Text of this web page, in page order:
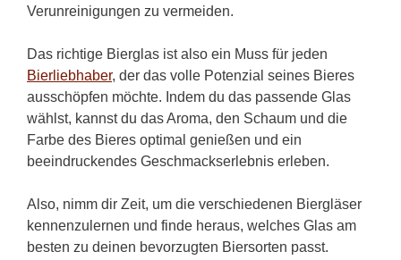
Verunreinigungen zu vermeiden.
Das richtige Bierglas ist also ein Muss für jeden
Bierliebhaber, der das volle Potenzial seines Bieres
ausschöpfen möchte. Indem du das passende Glas
wählst, kannst du das Aroma, den Schaum und die
Farbe des Bieres optimal genießen und ein
beeindruckendes Geschmackserlebnis erleben.
Also, nimm dir Zeit, um die verschiedenen Biergläser
kennenzulernen und finde heraus, welches Glas am
besten zu deinen bevorzugten Biersorten passt.